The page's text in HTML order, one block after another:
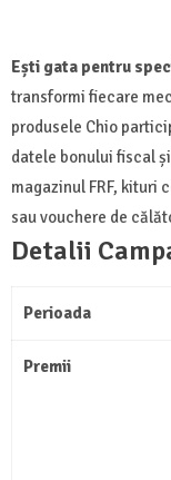
Ești gata pentru
transformi fiecare
produsele Chio
datele bonului fiscal
magazinul FRF, kituri
sau vouchere de
Detalii
Perioada
Premii